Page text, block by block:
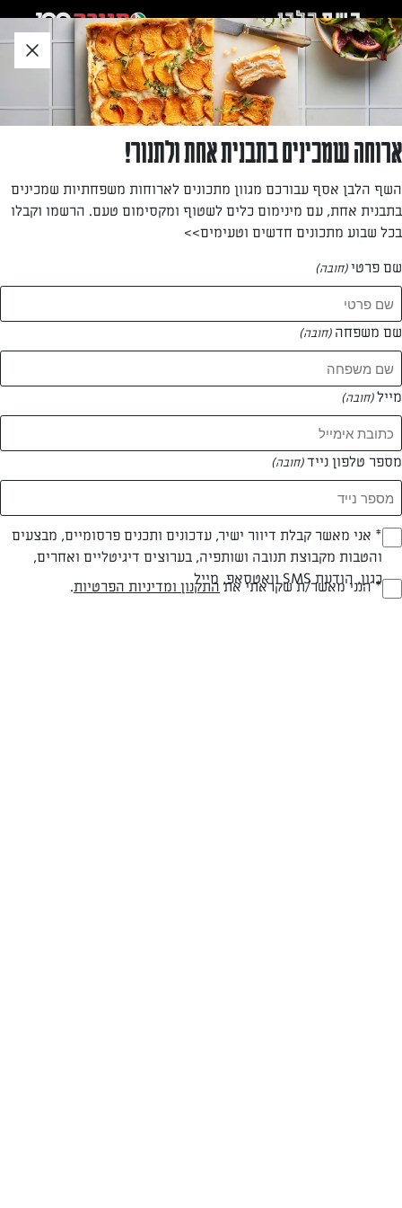
לאזור
תוכן
תחתון
ורדה לוי
—
המתכונים של ורדה לוי
1 מתכונים
ארוחה שמכינים בתבנית אחת ולתנור!
השף הלבן אסף עבורכם מגוון מתכונים לארוחות משפחתיות שמכינים
בתבנית אחת, עם מינימום כלים לשטוף ומקסימום טעם. הרשמו וקבלו
בכל שבוע מתכונים חדשים וטעימים>>
שם פרטי(חובה)
שם משפחה (חובה)
מייל(חובה)
מספר טלפון נייד(חובה)
(חובה)* אני מאשר קבלת דיוור ישיר, עדכונים ותכנים פרסומיים, מבצעים
והטבות מקבוצת תנובה ושותפיה, בערוצים דיגיטליים ואחרים,
כגון, הודעת SMS וואטסאפ, מייל(חובה)* הנני מאשר/ת שקראתי את התקנון ומדיניות הפרטיות.